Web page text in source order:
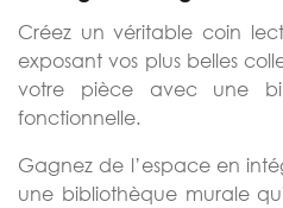
Créez un véritable coin
exposant vos plus belles
votre pièce avec une
fonctionnelle.
Gagnez de l’espace en
une bibliothèque murale